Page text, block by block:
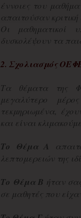
έννοιες του
απαιτούσαν κριτική
Οι μαθηματικοί
δυσκολέψουν τα
2. Σχολιασμός
Τα θέματα της
μεγαλύτερο
τεκμηριωμένα,
και είναι
Το Θέμα Α
λεπτομερειών της
Το Θέμα Β ήταν
σε μαθητές που